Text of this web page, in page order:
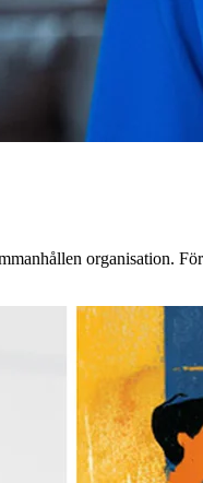
organisation.